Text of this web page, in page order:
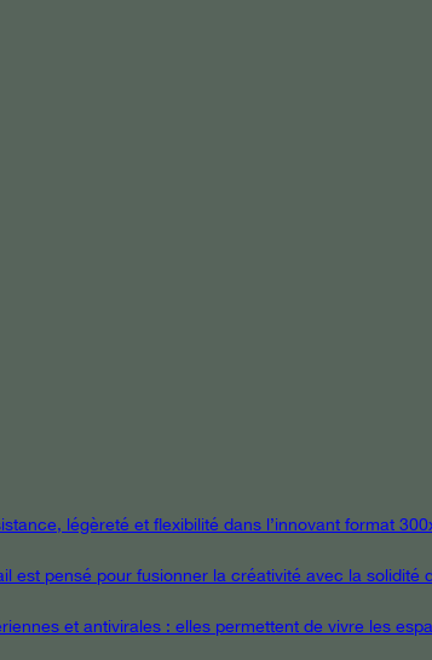
légèreté et flexibilité dans l’innovant format
pensé pour fusionner la créativité avec la solidité
et antivirales : elles permettent de vivre les